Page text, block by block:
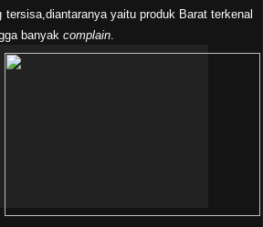
yaitu produk Barat terkenal
banyak complain